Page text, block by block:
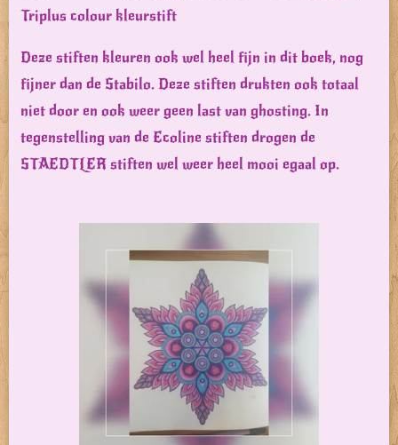
Triplus colour kleurstift
Deze stiften kleuren ook wel heel fijn in dit boek, nog
fijner dan de Stabilo. Deze stiften drukten ook totaal
niet door en ook weer geen last van ghosting. In
tegenstelling van de Ecoline stiften drogen de
STAEDTLER stiften wel weer heel mooi egaal op.